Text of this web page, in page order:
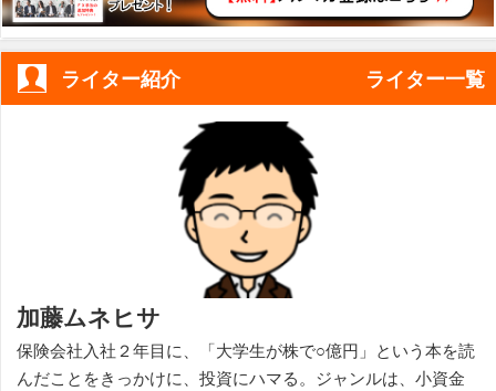
ライター紹介 ライター一覧
加藤ムネヒサ
保険会社入社２年目に、「大学生が株で○億円」という本を読
んだことをきっかけに、投資にハマる。ジャンルは、小資金